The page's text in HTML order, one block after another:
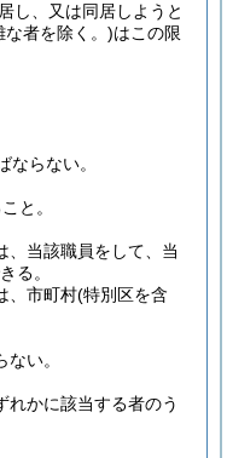
し、又は同居しようと
な者を除く。)はこの限
らない。
と。
、当該職員をして、当
る。
、市町村(特別区を含
い。
れかに該当する者のう